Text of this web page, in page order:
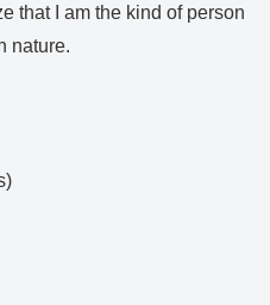
that I am the kind of person
nature.